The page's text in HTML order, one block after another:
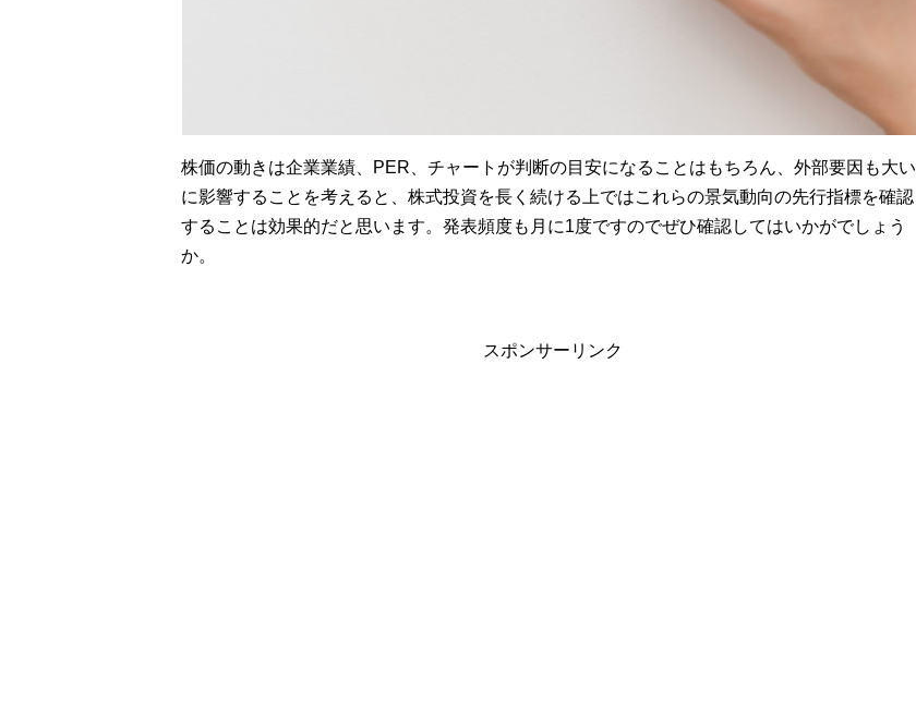
株価の動きは企業業績、PER、チャートが判断の目安になることはもちろん、外部要因も大い
に影響することを考えると、株式投資を長く続ける上ではこれらの景気動向の先行指標を確認
することは効果的だと思います。発表頻度も月に1度ですのでぜひ確認してはいかがでしょう
か。
スポンサーリンク